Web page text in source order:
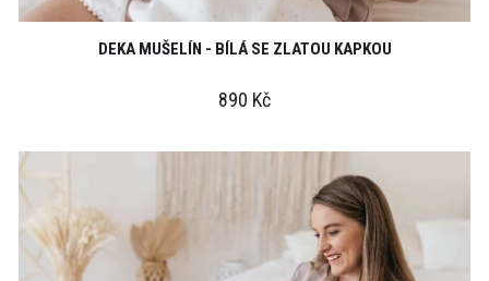
DEKA MUŠELÍN - BÍLÁ SE ZLATOU KAPKOU
890 Kč